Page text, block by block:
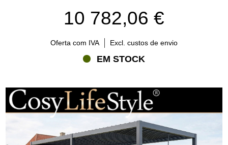
10 782,06 €
Oferta com IVA Excl. custos de envio
EM STOCK